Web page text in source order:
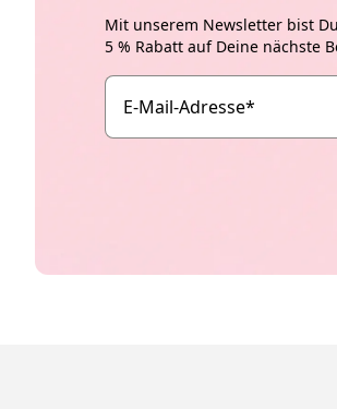
Mit unserem Newsletter bist
5 % Rabatt auf Deine nächste
E-Mail-Adresse*